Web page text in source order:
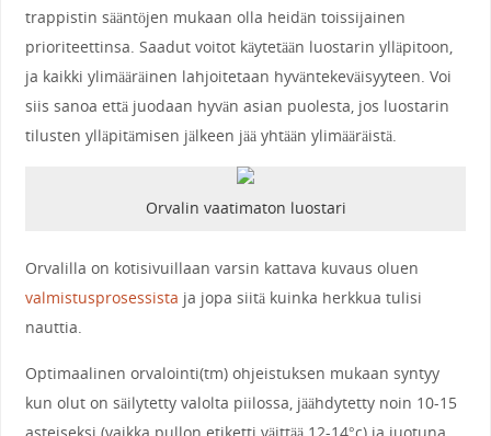
trappistin sääntöjen mukaan olla heidän toissijainen
prioriteettinsa. Saadut voitot käytetään luostarin ylläpitoon,
ja kaikki ylimääräinen lahjoitetaan hyväntekeväisyyteen. Voi
siis sanoa että juodaan hyvän asian puolesta, jos luostarin
tilusten ylläpitämisen jälkeen jää yhtään ylimääräistä.
Orvalin vaatimaton luostari
Orvalilla on kotisivuillaan varsin kattava kuvaus oluen
valmistusprosessista ja jopa siitä kuinka herkkua tulisi
nauttia.
Optimaalinen orvalointi(tm) ohjeistuksen mukaan syntyy
kun olut on säilytetty valolta piilossa, jäähdytetty noin 10-15